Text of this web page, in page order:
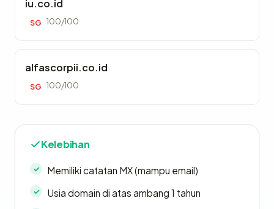
iu.co.id
SG 100/100
alfascorpii.co.id
SG 100/100
Kelebihan
Memiliki catatan MX (mampu email)
Usia domain di atas ambang 1 tahun